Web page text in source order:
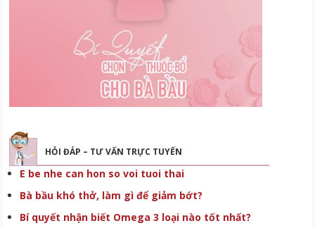
HỎI ĐÁP – TƯ VẤN TRỰC TUYẾN
E be nhe can hon so voi tuoi thai
Bà bầu khó thở, làm gì để giảm bớt?
Bí quyết nhận biết Omega 3 loại nào tốt nhất?